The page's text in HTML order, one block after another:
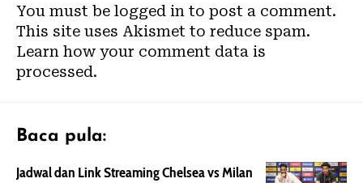
You must be logged in to post a comment.
This site uses Akismet to reduce spam.
Learn how your comment data is
processed.
Baca pula:
Jadwal dan Link Streaming Chelsea vs Milan